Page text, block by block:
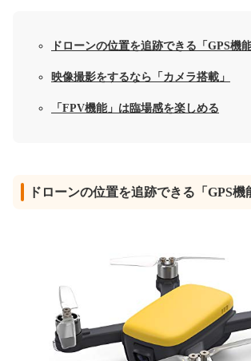
ドローンの位置を追跡できる「GPS機能
映像撮影をするなら「カメラ搭載」
「FPV機能」は臨場感を楽しめる
ドローンの位置を追跡できる「GPS機